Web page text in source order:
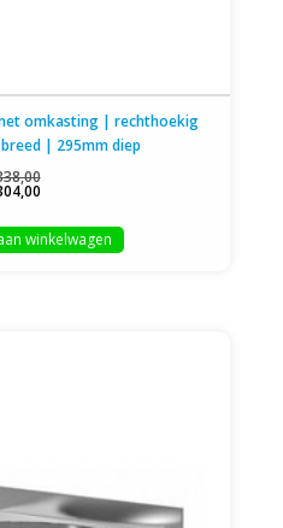
omkasting | rechthoekig
| 295mm diep
winkelwagen